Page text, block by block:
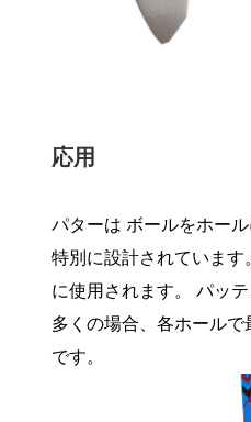
応用
パターは ボールをホー
特別に設計されていま
に使用されます。 パッ
多くの場合、各ホール
です。